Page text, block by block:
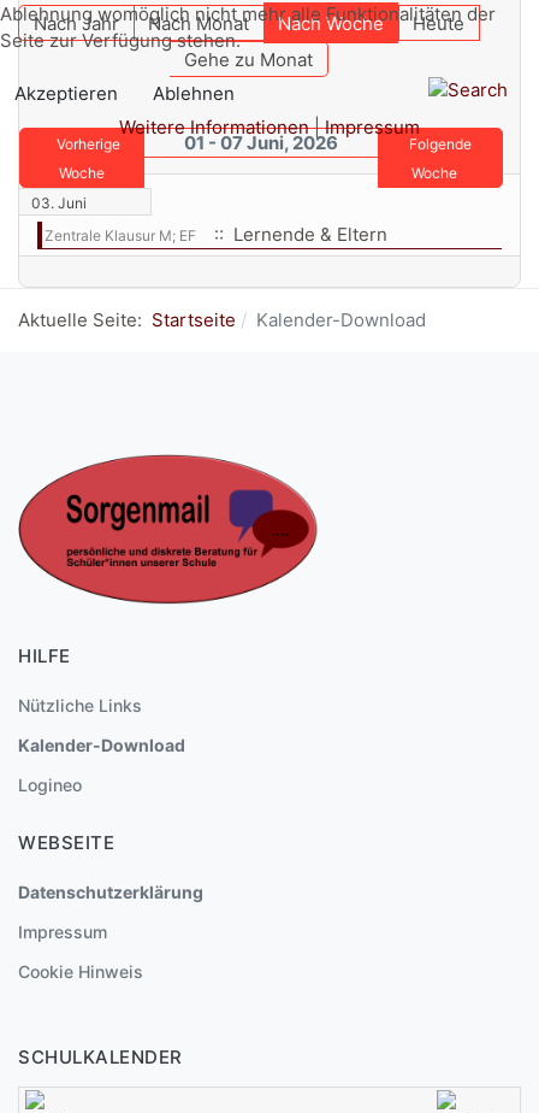
Nach Jahr Nach Monat Nach Woche
Heute
Gehe zu Monat
Vorherige
Woche
01 - 07 Juni, 2026
Folgende
Woche
03. Juni
Zentrale Klausur M; EF
:: Lernende & Eltern
Aktuelle Seite: Startseite Kalender-Download
HILFE
Nützliche Links
Kalender-Download
Logineo
WEBSEITE
Datenschutzerklärung
Impressum
Cookie Hinweis
SCHULKALENDER
Ablehnung womöglich nicht mehr alle Funktionalitäten der
Seite zur Verfügung stehen.
Akzeptieren
Ablehnen
Weitere Informationen|Impressum